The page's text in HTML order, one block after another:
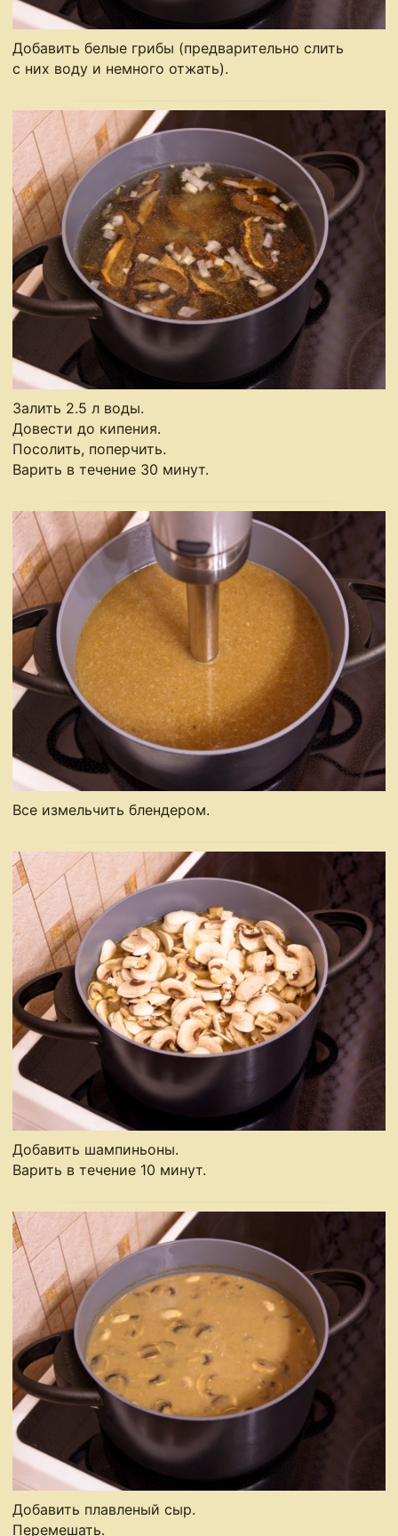
Добавить белые грибы (предварительно слить
с них воду и немного отжать).
Залить 2.5 л воды.
Довести до кипения.
Посолить, поперчить.
Варить в течение 30 минут.
Все измельчить блендером.
Добавить шампиньоны.
Варить в течение 10 минут.
Добавить плавленый сыр.
Перемешать.